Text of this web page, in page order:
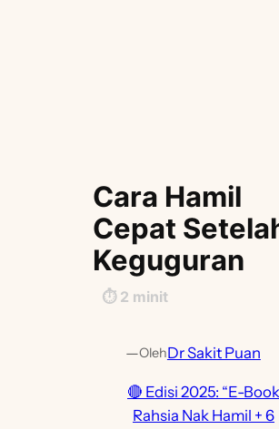
Cara Hamil
Cepat
Keguguran
⏱️ 2 minit
—OlehDr Sakit Puan
🔴 Edisi 2025: “E-Book
Rahsia Nak Hamil + 6